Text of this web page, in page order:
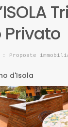
: Proposte
d'Isola